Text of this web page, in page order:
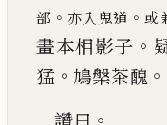
部 。 亦入鬼道 。 或
畫本相影子 。
猛 。 鳩槃茶醜 。